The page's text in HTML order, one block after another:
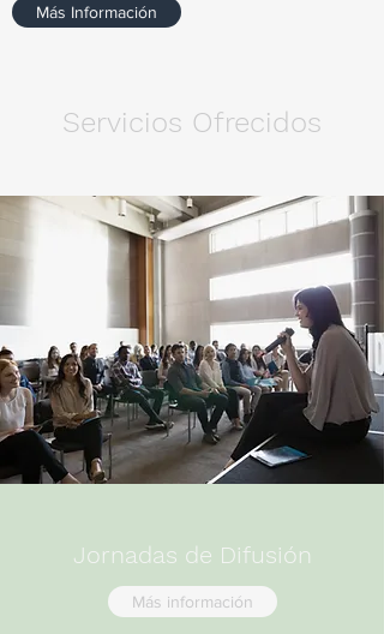
Más Información
Servicios Ofrecidos
Jornadas de Difusión
Más información